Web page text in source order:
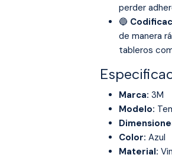
perder
🔵
de manera
tableros
Marca: 3M
Modelo:
Color: Azul
Material: